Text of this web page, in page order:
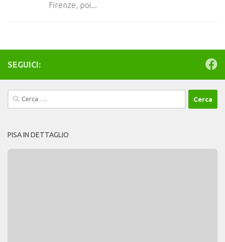
Firenze, poi...
SEGUICI:
Ricerca
per:
PISA IN DETTAGLIO